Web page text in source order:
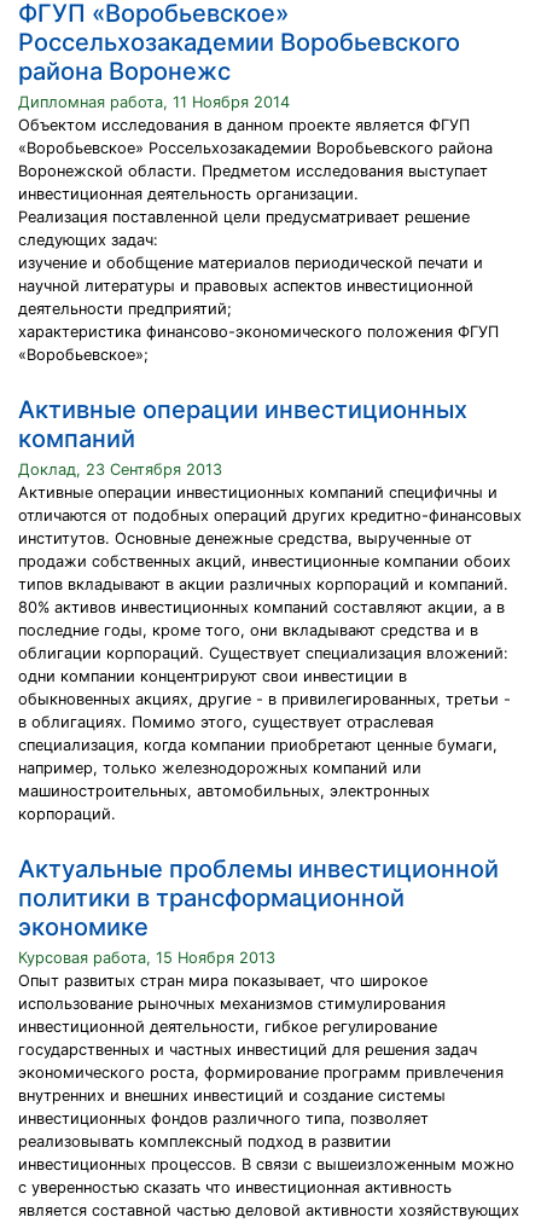
ФГУП «Воробьевское»
Россельхозакадемии Воробьевского
района Воронежс
Дипломная работа, 11 Ноября 2014
Объектом исследования в данном проекте является ФГУП
«Воробьевское» Россельхозакадемии Воробьевского района
Воронежской области. Предметом исследования выступает
инвестиционная деятельность организации.
Реализация поставленной цели предусматривает решение
следующих задач:
изучение и обобщение материалов периодической печати и
научной литературы и правовых аспектов инвестиционной
деятельности предприятий;
характеристика финансово-экономического положения ФГУП
«Воробьевское»;
Активные операции инвестиционных
компаний
Доклад, 23 Сентября 2013
Активные операции инвестиционных компаний специфичны и
отличаются от подобных операций других кредитно-финансовых
институтов. Основные денежные средства, вырученные от
продажи собственных акций, инвестиционные компании обоих
типов вкладывают в акции различных корпораций и компаний.
80% активов инвестиционных компаний составляют акции, а в
последние годы, кроме того, они вкладывают средства и в
облигации корпораций. Существует специализация вложений:
одни компании концентрируют свои инвестиции в
обыкновенных акциях, другие - в привилегированных, третьи -
в облигациях. Помимо этого, существует отраслевая
специализация, когда компании приобретают ценные бумаги,
например, только железнодорожных компаний или
машиностроительных, автомобильных, электронных
корпораций.
Актуальные проблемы инвестиционной
политики в трансформационной
экономике
Курсовая работа, 15 Ноября 2013
Опыт развитых стран мира показывает, что широкое
использование рыночных механизмов стимулирования
инвестиционной деятельности, гибкое регулирование
государственных и частных инвестиций для решения задач
экономического роста, формирование программ привлечения
внутренних и внешних инвестиций и создание системы
инвестиционных фондов различного типа, позволяет
реализовывать комплексный подход в развитии
инвестиционных процессов. В связи с вышеизложенным можно
с уверенностью сказать что инвестиционная активность
является составной частью деловой активности хозяйствующих